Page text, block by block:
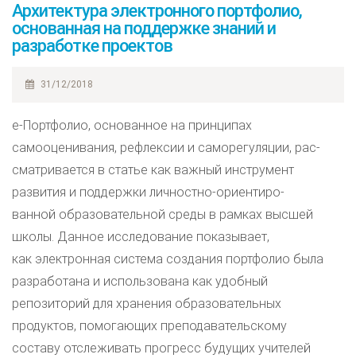
Архитектура электронного портфолио,
основанная на поддержке знаний и
разработке проектов
31/12/2018
e-Портфолио, основанное на принципах
самооценивания, рефлексии и саморегуляции, рас-
сматривается в статье как важный инструмент
развития и поддержки личностно-ориентиро-
ванной образовательной среды в рамках высшей
школы. Данное исследование показывает,
как электронная система создания портфолио была
разработана и использована как удобный
репозиторий для хранения образовательных
продуктов, помогающих преподавательскому
составу отслеживать прогресс будущих учителей